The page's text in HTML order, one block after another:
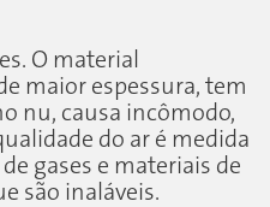
O material
maior espessura, tem
nu, causa incômodo,
do ar é medida
gases e materiais de
são inaláveis.